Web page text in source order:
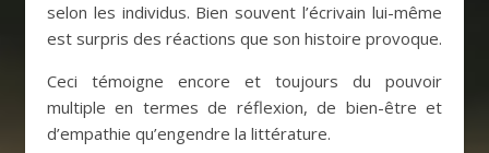
selon les individus. Bien souvent l’écrivain lui-même
est surpris des réactions que son histoire provoque.
Ceci témoigne encore et toujours du pouvoir
multiple en termes de réflexion, de bien-être et
d’empathie qu’engendre la littérature.